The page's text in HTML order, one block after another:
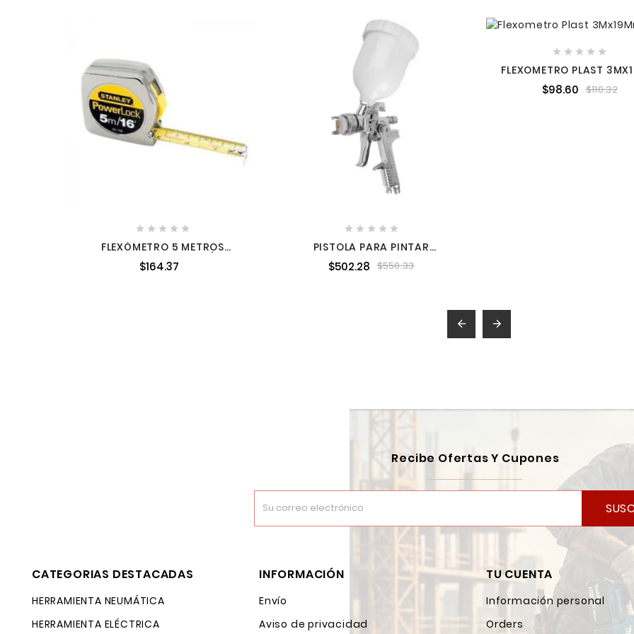
    
FLEXÓMETRO 5 METROS
POWERLOCK CAJA METÁLICA
STANLEY 33158
$164.37
    
PISTOLA PARA PINTAR
$502.28 $550.33
    
FLEXOMETRO PLAST
$98.60 $110.32
 
Recibe Ofertas Y Cupones
CATEGORIAS DESTACADAS
HERRAMIENTA NEUMÁTICA
HERRAMIENTA ELÉCTRICA
INFORMACIÓN
Envío
Aviso de privacidad
TU CUENTA
Información personal
Orders